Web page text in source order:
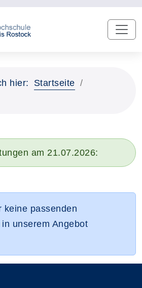
hier:
Startseite
am 21.07.2026:
keine passenden
unserem Angebot